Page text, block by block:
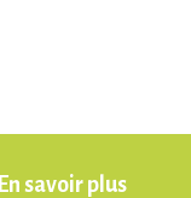
En savoir plus